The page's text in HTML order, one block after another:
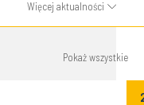
Więcej aktualności
Pokaż wszystkie